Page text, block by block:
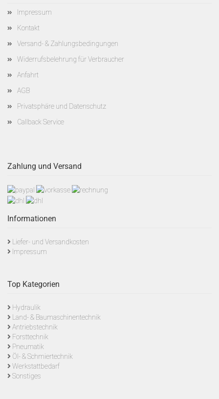
Impressum
Kontakt
Versand- & Zahlungsbedingungen
Widerrufsbelehrung für Verbraucher
Anfahrt
AGB
Privatsphäre und Datenschutz
Callback Service
Zahlung und Versand
Informationen
Liefer- und Versandkosten
Impressum
Top Kategorien
Hydraulik
Land- & Baumaschinentechnik
Antriebstechnik
Forsttechnik
Pneumatik
Öl- & Schmiertechnik
Werkstattbedarf
Sonstiges